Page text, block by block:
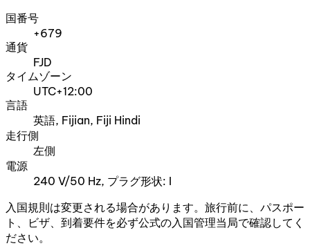
国番号
+679
通貨
FJD
タイムゾーン
UTC+12:00
言語
英語, Fijian, Fiji Hindi
走行側
左側
電源
240 V/50 Hz, プラグ形状: I
入国規則は変更される場合があります。旅行前に、パスポー
ト、ビザ、到着要件を必ず公式の入国管理当局で確認してく
ださい。